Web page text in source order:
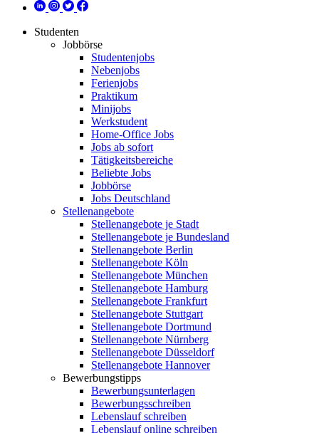
Studenten
Jobbörse
Studentenjobs
Nebenjobs
Ferienjobs
Praktikum
Minijobs
Werkstudent
Home-Office Jobs
Jobs ab sofort
Tätigkeitsbereiche
Beliebte Jobs
Jobbörse
Jobs Deutschland
Stellenangebote
Stellenangebote je Stadt
Stellenangebote je Bundesland
Stellenangebote Berlin
Stellenangebote Köln
Stellenangebote München
Stellenangebote Hamburg
Stellenangebote Frankfurt
Stellenangebote Stuttgart
Stellenangebote Dortmund
Stellenangebote Nürnberg
Stellenangebote Düsseldorf
Stellenangebote Hannover
Bewerbungstipps
Bewerbungsunterlagen
Bewerbungsschreiben
Lebenslauf schreiben
Lebenslauf online schreiben